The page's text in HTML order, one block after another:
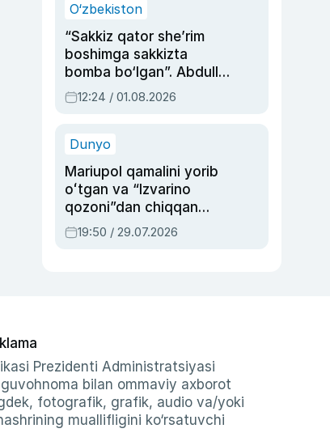
O‘zbekiston
“Sakkiz qator she’rim
boshimga sakkizta
bomba bo‘lgan”. Abdulla
Oripovni siyosiy
ayblovlardan asrab
12:24 / 01.08.2026
Dunyo
Mariupol qamalini yorib
oʻtgan va “Izvarino
qozoni”dan chiqqan
qahramon — Ukraina
armiyasi bosh
19:50 / 29.07.2026
Prezidenti Administratsiyasi
bilan ommaviy axborot
fotografik, grafik, audio va/yoki
muallifligini ko‘rsatuvchi